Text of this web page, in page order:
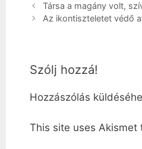
Társa a magány volt,
Az ikontiszteletet védő
Szólj hozzá!
Hozzászólás
This site uses Akismet